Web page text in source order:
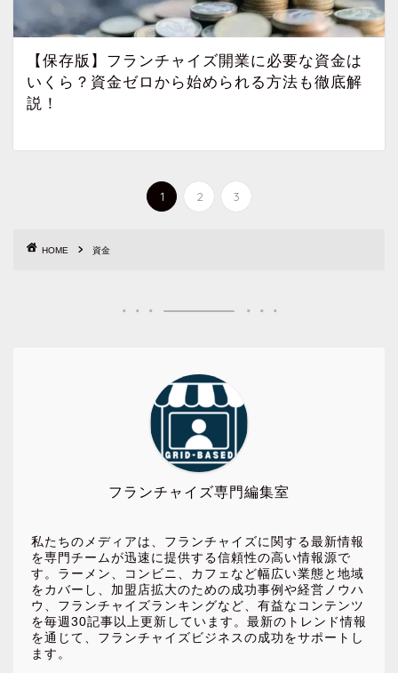
【保存版】フランチャイズ開業に必要な資金は
いくら？資金ゼロから始められる方法も徹底解
説！
1 2 3
HOME 資金
フランチャイズ専門編集室
私たちのメディアは、フランチャイズに関する最新情報
を専門チームが迅速に提供する信頼性の高い情報源で
す。ラーメン、コンビニ、カフェなど幅広い業態と地域
をカバーし、加盟店拡大のための成功事例や経営ノウハ
ウ、フランチャイズランキングなど、有益なコンテンツ
を毎週30記事以上更新しています。最新のトレンド情報
を通じて、フランチャイズビジネスの成功をサポートし
ます。